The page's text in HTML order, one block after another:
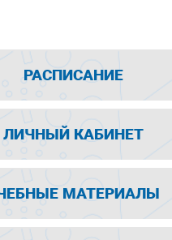
РАСПИСАНИЕ
ЛИЧНЫЙ КАБИНЕТ
МАТЕРИАЛЫ